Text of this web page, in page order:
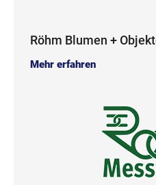
Röhm Blumen +
Mehr erfahren